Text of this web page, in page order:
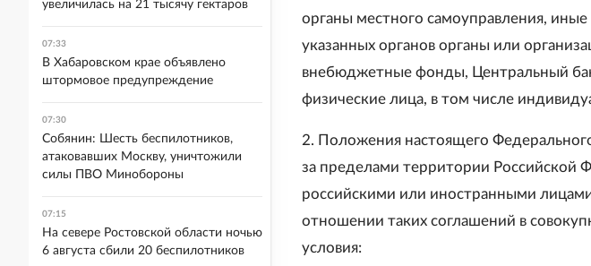
органы местного самоуправления,
указанных органов органы или
внебюджетные фонды, Центральный
физические лица, в том числе
2. Положения настоящего
за пределами территории Российской
российскими или иностранными
отношении таких соглашений в
условия:
увеличилась на 21 тысячу гектаров
07:33
В Хабаровском крае объявлено
штормовое предупреждение
07:30
Собянин: Шесть беспилотников,
атаковавших Москву, уничтожили
силы ПВО Минобороны
07:15
На севере Ростовской области ночью
6 августа сбили 20 беспилотников